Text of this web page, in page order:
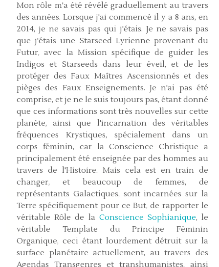
Mon rôle m'a été révélé graduellement au travers
des années. Lorsque j'ai commencé il y a 8 ans, en
2014, je ne savais pas qui j'étais. Je ne savais pas
que j'étais une Starseed Lyrienne provenant du
Futur, avec la Mission spécifique de guider les
Indigos et Starseeds dans leur éveil, et de les
protéger des Faux Maîtres Ascensionnés et des
pièges des Faux Enseignements. Je n'ai pas été
comprise, et je ne le suis toujours pas, étant donné
que ces informations sont très nouvelles sur cette
planète, ainsi que l'incarnation des véritables
fréquences Krystiques, spécialement dans un
corps féminin, car la Conscience Christique a
principalement été enseignée par des hommes au
travers de l'Histoire. Mais cela est en train de
changer, et beaucoup de femmes, de
représentants Galactiques, sont incarnées sur la
Terre spécifiquement pour ce But, de rapporter le
véritable Rôle de la Conscience Sophianique, le
véritable Template du Principe Féminin
Organique, ceci étant lourdement détruit sur la
surface planétaire actuellement, au travers des
Agendas Transgenres et transhumanistes, ainsi